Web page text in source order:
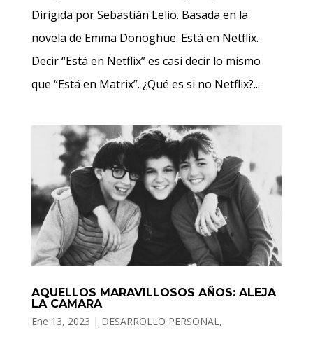
Dirigida por Sebastián Lelio. Basada en la
novela de Emma Donoghue. Está en Netflix.
Decir “Está en Netflix” es casi decir lo mismo
que “Está en Matrix”. ¿Qué es si no Netflix?...
AQUELLOS MARAVILLOSOS AÑOS: ALEJA
LA CAMARA
Ene 13, 2023 | DESARROLLO PERSONAL,